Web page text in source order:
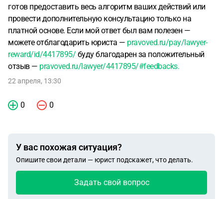
готов предоставить весь алгоритм ваших действий или
провести дополнительную консультацию только на
платной основе. Если мой ответ был вам полезен —
можете отблагодарить юриста — pravoved.ru/pay/lawyer-
reward/id/4417895/ буду благодарен за положительный
отзыв — pravoved.ru/lawyer/4417895/#feedbacks.
22 апреля, 13:30
0 0
У вас похожая ситуация?
Опишите свои детали — юрист подскажет, что делать.
Задать свой вопрос